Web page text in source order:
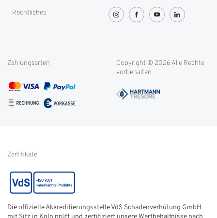
Greenity
Weitere Themen
Kontakt
Service international
FAQ
Rechtliches
Cookie-Einstellungen
AGB
Impressum
Batterieentsorgung
Zahlungsarten
Copyright © 2026 Alle Rechte
vorbehalten
Zertifikate
Die offizielle Akkreditierungsstelle VdS Schadenverhütung GmbH